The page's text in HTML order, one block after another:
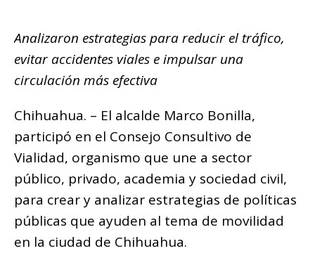
o
o
k
p
p
m g
e
r
n
k
ar
ti
r
Analizaron estrategias para reducir el tráfico,
evitar accidentes viales e impulsar una
circulación más efectiva
Chihuahua. – El alcalde Marco Bonilla,
participó en el Consejo Consultivo de
Vialidad, organismo que une a sector
público, privado, academia y sociedad civil,
para crear y analizar estrategias de políticas
públicas que ayuden al tema de movilidad
en la ciudad de Chihuahua.